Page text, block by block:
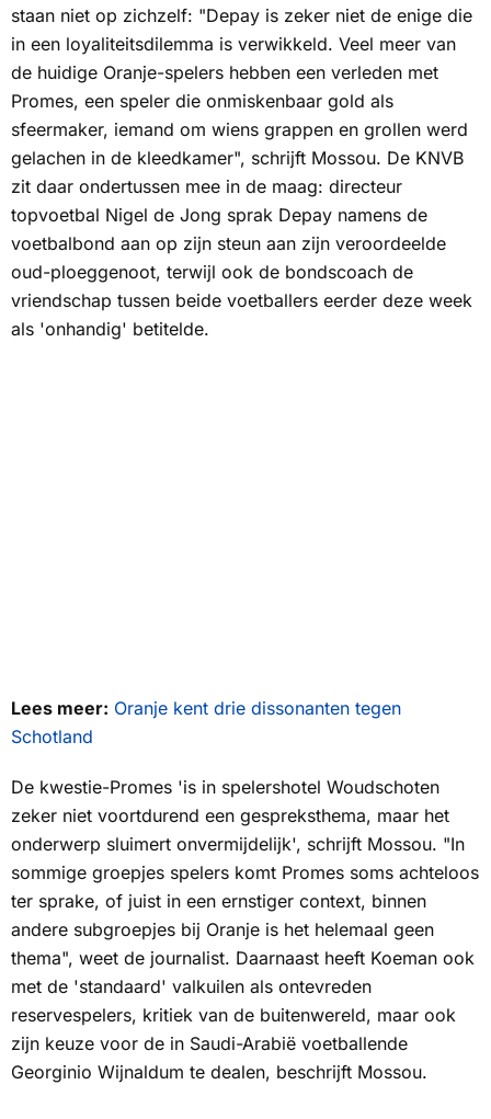
staan niet op zichzelf: "Depay is zeker niet de enige die
in een loyaliteitsdilemma is verwikkeld. Veel meer van
de huidige Oranje-spelers hebben een verleden met
Promes, een speler die onmiskenbaar gold als
sfeermaker, iemand om wiens grappen en grollen werd
gelachen in de kleedkamer", schrijft Mossou. De KNVB
zit daar ondertussen mee in de maag: directeur
topvoetbal Nigel de Jong sprak Depay namens de
voetbalbond aan op zijn steun aan zijn veroordeelde
oud-ploeggenoot, terwijl ook de bondscoach de
vriendschap tussen beide voetballers eerder deze week
als 'onhandig' betitelde.
Lees meer: Oranje kent drie dissonanten tegen
Schotland
De kwestie-Promes 'is in spelershotel Woudschoten
zeker niet voortdurend een gespreksthema, maar het
onderwerp sluimert onvermijdelijk', schrijft Mossou. "In
sommige groepjes spelers komt Promes soms achteloos
ter sprake, of juist in een ernstiger context, binnen
andere subgroepjes bij Oranje is het helemaal geen
thema", weet de journalist. Daarnaast heeft Koeman ook
met de 'standaard' valkuilen als ontevreden
reservespelers, kritiek van de buitenwereld, maar ook
zijn keuze voor de in Saudi-Arabië voetballende
Georginio Wijnaldum te dealen, beschrijft Mossou.